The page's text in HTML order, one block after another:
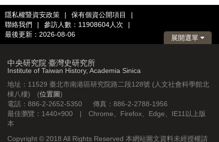
隱私權暨資安政策 | 保有個資公開項目
|
聯絡我們
| 參訪人數：11908604人次
|
最後更新：2026-08-06
展開選單
中央研究院 臺灣史研究所
Institute of Taiwan History, Academia Sinica
地址：11529 臺北市南港區研究院路二段128號 (人文社會科學館北
棟八樓) (位置圖)
電話：886-2-2652-5350 傳真：886-2-2788-1956
最佳瀏覽：1440×900 | Chrome、Firefox、Edge、IE11以上版
本
Copyright © 2018 All Rights Reserved 本網站圖文資料未經授權請